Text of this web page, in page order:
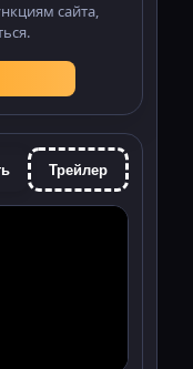
сайта,
Трейлер